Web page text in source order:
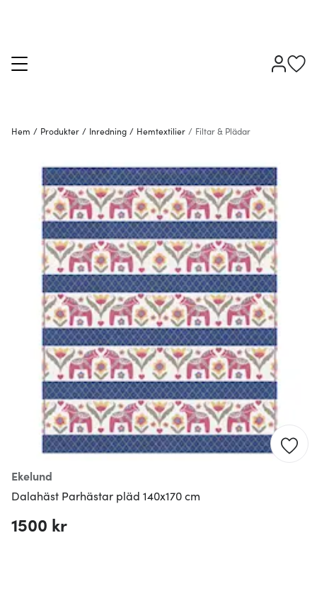
Hem / Produkter / Inredning / Hemtextilier / Filtar & Plädar
Ekelund
Dalahäst Parhästar pläd 140x170 cm
1500 kr